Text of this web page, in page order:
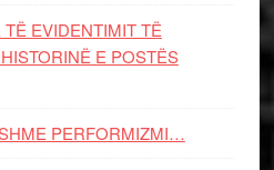
EVIDENTIMIT TË
E POSTËS
PERFORMIZMI…